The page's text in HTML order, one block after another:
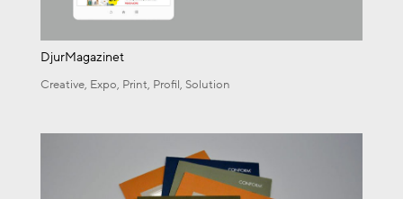
DjurMagazinet
Creative, Expo, Print, Profil, Solution